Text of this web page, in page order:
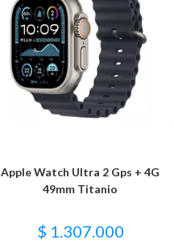
Apple Watch Ultra 2 Gps + 4G
49mm Titanio
$ 1.307.000